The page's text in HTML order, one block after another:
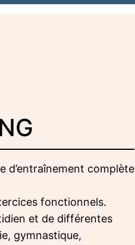
d’entraînement complète
fonctionnels.
et de différentes
gymnastique,